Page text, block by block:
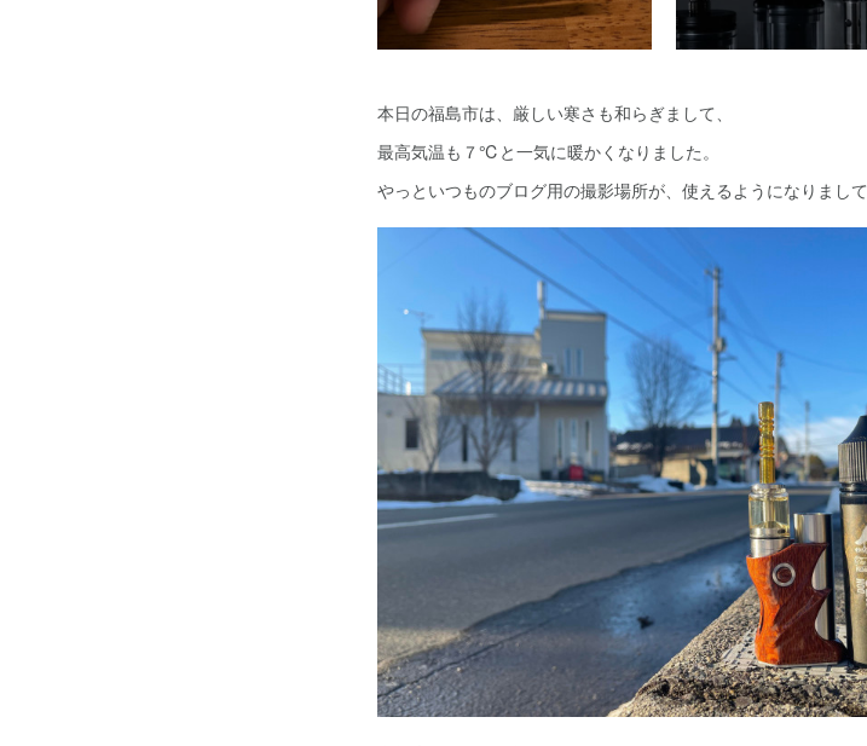
本日の福島市は、厳しい寒さも和らぎまして、
最高気温も７℃と一気に暖かくなりました。
やっといつものブログ用の撮影場所が、使えるようになりまして